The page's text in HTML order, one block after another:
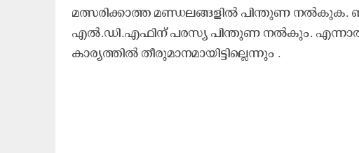
മത്സരിക്കാത്ത മണ്ഡലങ്ങളിൽ പിന്തുണ നൽകുക.
എൽ.ഡി.എഫിന് പരസ്യ പിന്തുണ നൽകും.
കാര്യത്തിൽ തീരുമാനമായിട്ടില്ലെന്നും .